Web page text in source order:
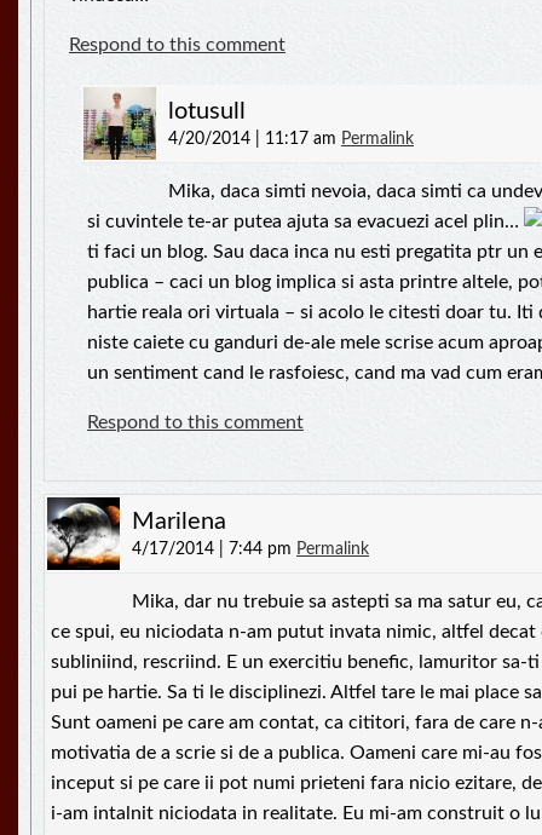
Respond to this comment
lotusull
4/20/2014 | 11:17 am Permalink
Mika, daca simti nevoia, daca simti ca
si cuvintele te-ar putea ajuta sa evacuezi acel plin…
ti faci un blog. Sau daca inca nu esti pregatita ptr un
publica – caci un blog implica si asta printre altele,
hartie reala ori virtuala – si acolo le citesti doar tu. Iti
niste caiete cu ganduri de-ale mele scrise acum
un sentiment cand le rasfoiesc, cand ma vad cum
Respond to this comment
Marilena
4/17/2014 | 7:44 pm Permalink
Mika, dar nu trebuie sa astepti sa ma satur eu,
ce spui, eu niciodata n-am putut invata nimic, altfel decat
subliniind, rescriind. E un exercitiu benefic, lamuritor sa-
pui pe hartie. Sa ti le disciplinezi. Altfel tare le mai place
Sunt oameni pe care am contat, ca cititori, fara de care
motivatia de a scrie si de a publica. Oameni care mi-au
inceput si pe care ii pot numi prieteni fara nicio ezitare,
i-am intalnit niciodata in realitate. Eu mi-am construit o